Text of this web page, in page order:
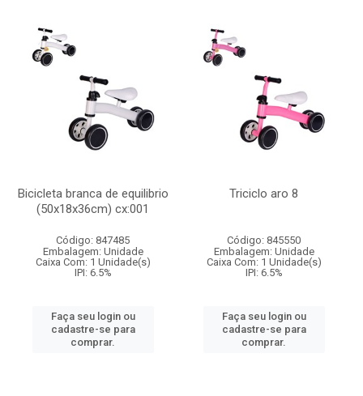
Bicicleta branca de equilibrio
(50x18x36cm) cx:001
Código: 847485
Embalagem: Unidade
Caixa Com: 1 Unidade(s)
IPI: 6.5%
Faça seu login ou
cadastre-se para
comprar.
Triciclo aro 8
Código: 845550
Embalagem: Unidade
Caixa Com: 1 Unidade(s)
IPI: 6.5%
Faça seu login ou
cadastre-se para
comprar.